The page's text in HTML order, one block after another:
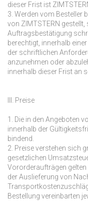
dieser Frist ist
3. Werden vom Besteller
von ZIMTSTERN
Auftragsbestätigung
berechtigt, innerhalb
der schriftlichen
anzunehmen oder
innerhalb dieser Frist an
III. Preise
1. Die in den Angeboten
innerhalb der
bindend.
2. Preise verstehen sich
gesetzlichen
Vororderaufträgen gelten
der Auslieferung von
Bestellung vereinbarten